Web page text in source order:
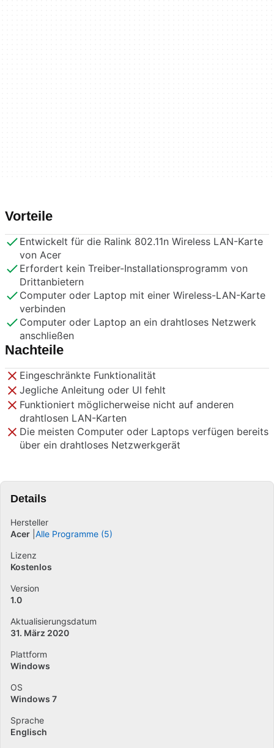
Vorteile
Entwickelt für die Ralink 802.11n Wireless LAN-Karte
von Acer
Erfordert kein Treiber-Installationsprogramm von
Drittanbietern
Computer oder Laptop mit einer Wireless-LAN-Karte
verbinden
Computer oder Laptop an ein drahtloses Netzwerk
anschließen
Nachteile
Eingeschränkte Funktionalität
Jegliche Anleitung oder UI fehlt
Funktioniert möglicherweise nicht auf anderen
drahtlosen LAN-Karten
Die meisten Computer oder Laptops verfügen bereits
über ein drahtloses Netzwerkgerät
Details
Hersteller
Acer Alle Programme (5)
Lizenz
Kostenlos
Version
1.0
Aktualisierungsdatum
31. März 2020
Plattform
Windows
OS
Windows 7
Sprache
Englisch